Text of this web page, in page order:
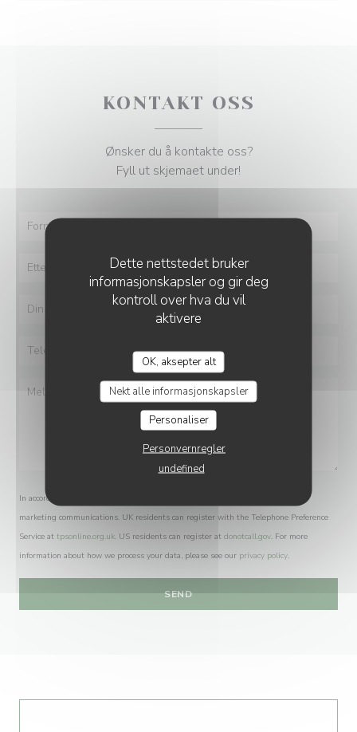
Dette nettstedet bruker
informasjonskapsler og gir deg
kontroll over hva du vil
aktivere
OK, aksepter alt
Nekt alle informasjonskapsler
Personaliser
Personvernregler
undefined
KONTAKT OSS
Ønsker du å kontakte oss?
Fyll ut skjemaet under!
In accordance with data protection regulations, you have the right to opt out of
marketing communications. UK residents can register with the Telephone Preference
Service at tpsonline.org.uk. US residents can register at donotcall.gov. For more
information about how we process your data, please see our privacy policy.